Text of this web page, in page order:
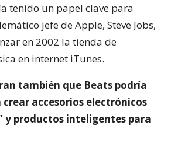
tenido un papel clave para
jefe de Apple, Steve Jobs,
en 2002 la tienda de
en internet iTunes.
también que Beats podría
crear accesorios electrónicos
y productos inteligentes para